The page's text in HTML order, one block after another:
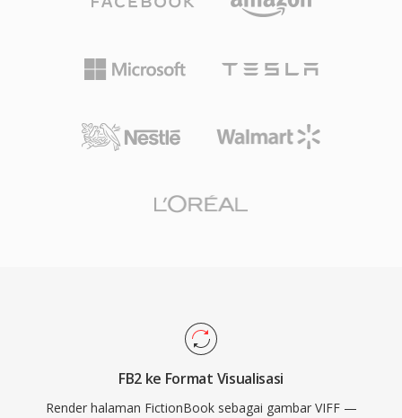
FB2 ke Format Visualisasi
Render halaman FictionBook sebagai gambar VIFF —